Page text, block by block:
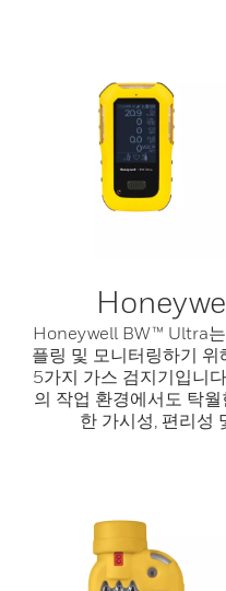
Honeywell BW™ Ultra
플링 및 모니터링하기
5가지 가스 검지기입니
의 작업 환경에서도 탁
한 가시성, 편리성